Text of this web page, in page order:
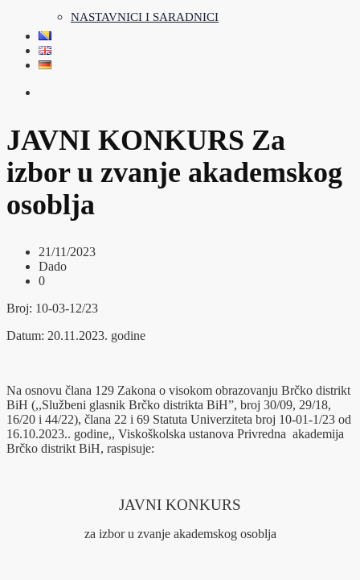
NASTAVNICI I SARADNICI
JAVNI KONKURS Za
izbor u zvanje akademskog
osoblja
21/11/2023
Dado
0
Broj: 10-03-12/23
Datum: 20.11.2023. godine
Na osnovu člana 129 Zakona o visokom obrazovanju Brčko distrikt
BiH (,,Službeni glasnik Brčko distrikta BiH”, broj 30/09, 29/18,
16/20 i 44/22), člana 22 i 69 Statuta Univerziteta broj 10-01-1/23 od
16.10.2023.. godine,, Viskoškolska ustanova Privredna akademija
Brčko distrikt BiH, raspisuje:
JAVNI KONKURS
za izbor u zvanje akademskog osoblja